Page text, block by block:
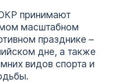
принимают
масштабном
празднике –
дне, а также
видов спорта и